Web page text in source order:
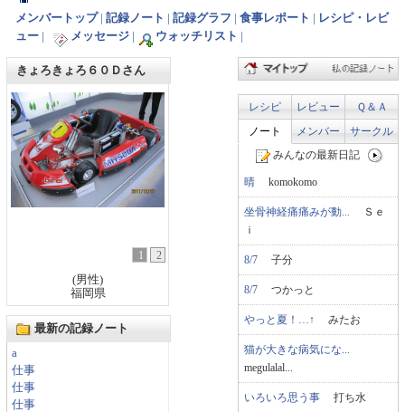
メンバートップ| 記録ノート 記録グラフ 食事レポート
レシピ・レビ
ュー
メッセージ ウォッチリスト
きょろきょろ６０Ｄさん
1
2
(男性)
福岡県
最新の記録ノート
a
仕事
仕事
仕事
レシピ レビュー
Ｑ＆Ａ
ノート
メンバー
サークル
みんなの最新日記
晴 komokomo
坐骨神経痛痛みが動...
Ｓｅ
ｉ
8/7 子分
8/7 つかっと
やっと夏！…↑ みたお
猫が大きな病気にな...
megulalal...
いろいろ思う事 打ち水